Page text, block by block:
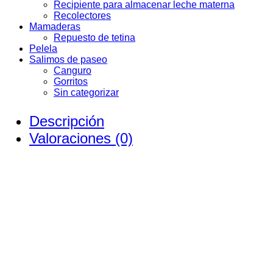
Recipiente para almacenar leche materna
Recolectores
Mamaderas
Repuesto de tetina
Pelela
Salimos de paseo
Canguro
Gorritos
Sin categorizar
Descripción
Valoraciones (0)